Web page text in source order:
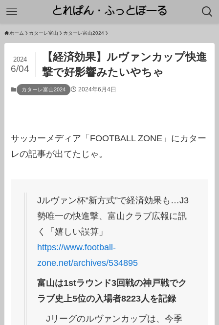
ホーム カターレ富山 カターレ富山2024
【経済効果】ルヴァンカップ快進
撃で好影響みたいやちゃ
2024
6/04
カターレ富山2024 2024年6月4日
サッカーメディア「FOOTBALL ZONE」にカター
レの記事が出てたじゃ。
Jルヴァン杯“新方式”で経済効果も…J3
勢唯一の快進撃、富山クラブ広報に訊
く「嬉しい誤算」
https://www.football-
zone.net/archives/534895
富山は1stラウンド3回戦の神戸戦でク
ラブ史上5位の入場者8223人を記録
Jリーグのルヴァンカップは、今季